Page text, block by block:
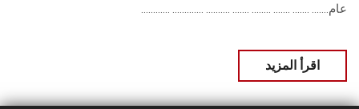
عام....... ....... ....... ........ ....... .......... ............. ............
اقرأ المزيد